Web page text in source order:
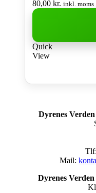
80,00 kr. inkl. moms
Quick
View
Dyrenes
Tlf:
Mail:
Dyrenes